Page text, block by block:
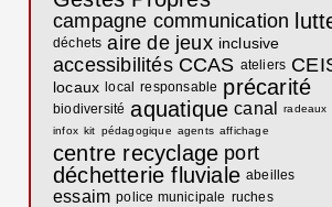
campagne communication
déchets aire de jeux inclusive
accessibilités CCAS ateliers
locaux local responsable précarité
biodiversité aquatique canal
radeaux
infox kit pédagogique agents affichage
centre recyclage port
déchetterie fluviale abeilles
essaim police municipale ruches